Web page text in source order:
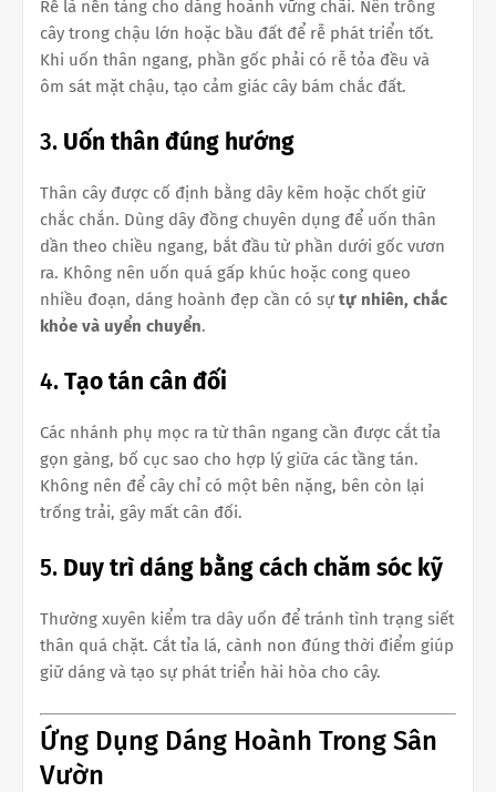
Rễ là nền tảng cho dáng hoành vững chãi. Nên trồng
cây trong chậu lớn hoặc bầu đất để rễ phát triển tốt.
Khi uốn thân ngang, phần gốc phải có rễ tỏa đều và
ôm sát mặt chậu, tạo cảm giác cây bám chắc đất.
3. Uốn thân đúng hướng
Thân cây được cố định bằng dây kẽm hoặc chốt giữ
chắc chắn. Dùng dây đồng chuyên dụng để uốn thân
dần theo chiều ngang, bắt đầu từ phần dưới gốc vươn
ra. Không nên uốn quá gấp khúc hoặc cong queo
nhiều đoạn, dáng hoành đẹp cần có sự tự nhiên, chắc
khỏe và uyển chuyển.
4.Tạo tán cân đối
Các nhánh phụ mọc ra từ thân ngang cần được cắt tỉa
gọn gàng, bố cục sao cho hợp lý giữa các tầng tán.
Không nên để cây chỉ có một bên nặng, bên còn lại
trống trải, gây mất cân đối.
5. Duy trì dáng bằng cách chăm sóc kỹ
Thường xuyên kiểm tra dây uốn để tránh tình trạng siết
thân quá chặt. Cắt tỉa lá, cành non đúng thời điểm giúp
giữ dáng và tạo sự phát triển hài hòa cho cây.
Ứng Dụng Dáng Hoành Trong Sân
Vườn